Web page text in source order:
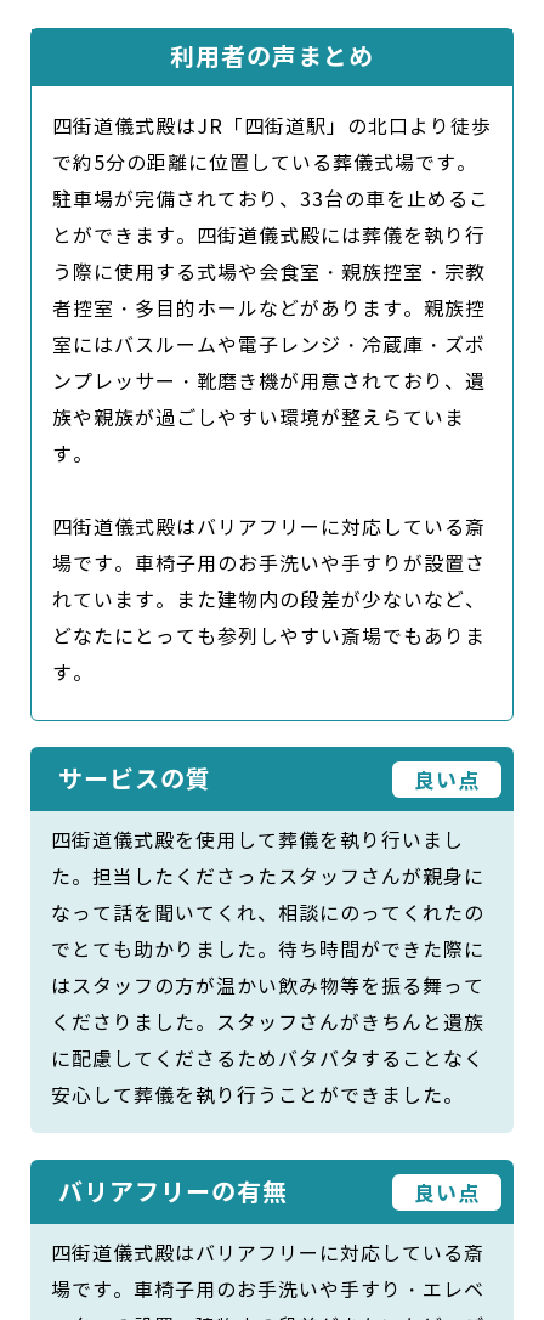
利用者の声まとめ
四街道儀式殿はJR「四街道駅」の北口より徒歩
で約5分の距離に位置している葬儀式場です。
駐車場が完備されており、33台の車を止めるこ
とができます。四街道儀式殿には葬儀を執り行
う際に使用する式場や会食室・親族控室・宗教
者控室・多目的ホールなどがあります。親族控
室にはバスルームや電子レンジ・冷蔵庫・ズボ
ンプレッサー・靴磨き機が用意されており、遺
族や親族が過ごしやすい環境が整えらていま
す。
四街道儀式殿はバリアフリーに対応している斎
場です。車椅子用のお手洗いや手すりが設置さ
れています。また建物内の段差が少ないなど、
どなたにとっても参列しやすい斎場でもありま
す。
サービスの質 良い点
四街道儀式殿を使用して葬儀を執り行いまし
た。担当したくださったスタッフさんが親身に
なって話を聞いてくれ、相談にのってくれたの
でとても助かりました。待ち時間ができた際に
はスタッフの方が温かい飲み物等を振る舞って
くださりました。スタッフさんがきちんと遺族
に配慮してくださるためバタバタすることなく
安心して葬儀を執り行うことができました。
バリアフリーの有無 良い点
四街道儀式殿はバリアフリーに対応している斎
場です。車椅子用のお手洗いや手すり・エレベ